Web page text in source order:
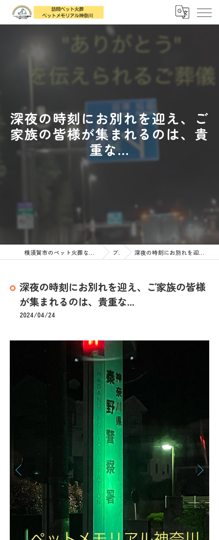
深夜の時刻にお別れを迎え、ご
家族の皆様が集まれるのは、貴
重な...
横須賀市のペット火葬なら訪問ペット火葬 ペットメモリアル神奈川 ブログ 深夜の時刻にお別れを迎え、ご家族の皆様が集まれるのは、貴重な...
深夜の時刻にお別れを迎え、ご家族の皆様
が集まれるのは、貴重な...
2024/04/24